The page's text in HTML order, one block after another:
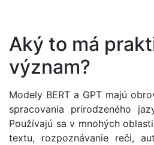
Aký to má
význam?
Modely BERT a GPT majú
spracovania prirodzeného
Používajú sa v mnohých
textu, rozpoznávanie reči,